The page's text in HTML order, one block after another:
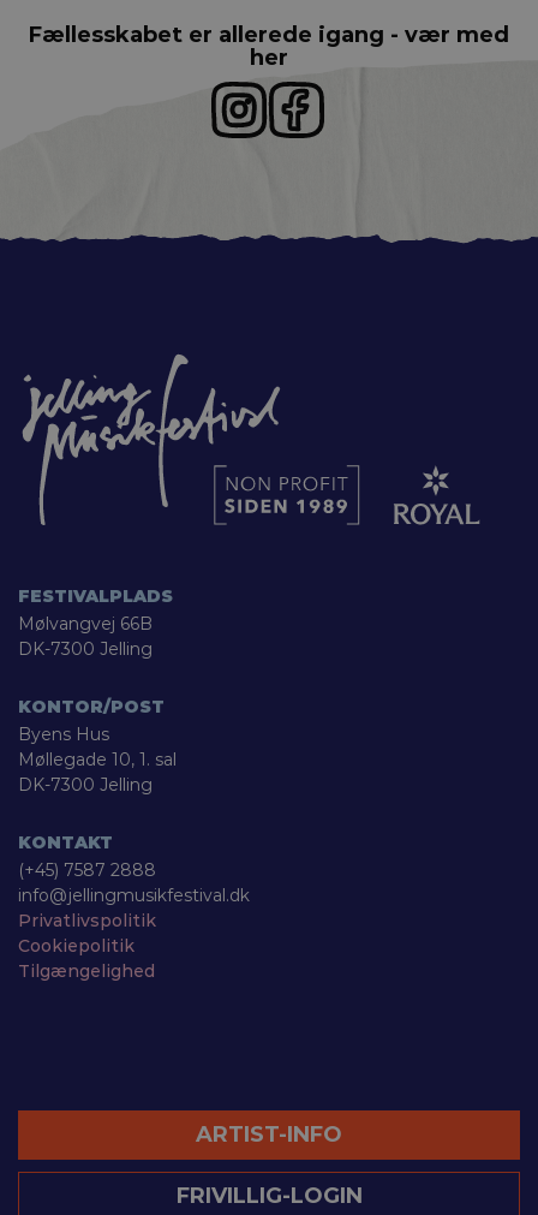
Fællesskabet er allerede igang - vær med
her
FESTIVALPLADS
Mølvangvej 66B
DK-7300 Jelling
KONTOR/POST
Byens Hus
Møllegade 10, 1. sal
DK-7300 Jelling
KONTAKT
(+45) 7587 2888
info@jellingmusikfestival.dk
Privatlivspolitik
Cookiepolitik
Tilgængelighed
ARTIST-INFO
FRIVILLIG-LOGIN